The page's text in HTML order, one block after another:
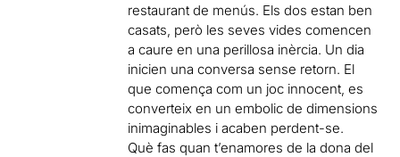
restaurant de menús. Els dos estan ben
casats, però les seves vides comencen
a caure en una perillosa inèrcia. Un dia
inicien una conversa sense retorn. El
que comença com un joc innocent, es
converteix en un embolic de dimensions
inimaginables i acaben perdent-se.
Què fas quan t’enamores de la dona del